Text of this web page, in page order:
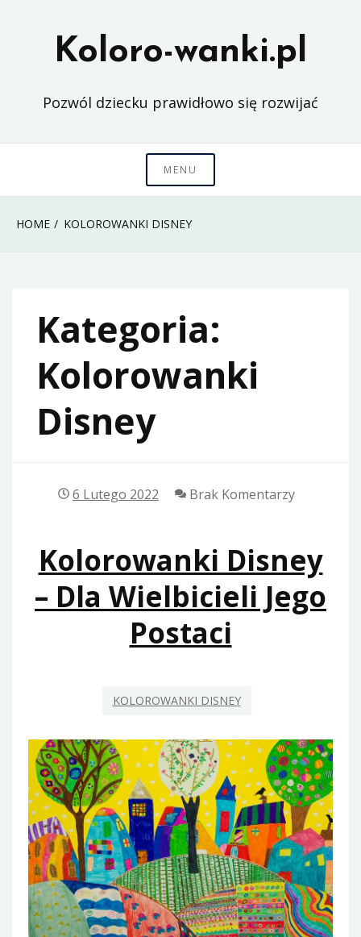
Koloro-wanki.pl
Pozwól dziecku prawidłowo się rozwijać
MENU
HOME KOLOROWANKI DISNEY
Kategoria:
Kolorowanki
Disney
6 Lutego 2022 Brak Komentarzy
Kolorowanki Disney
– Dla Wielbicieli Jego
Postaci
KOLOROWANKI DISNEY